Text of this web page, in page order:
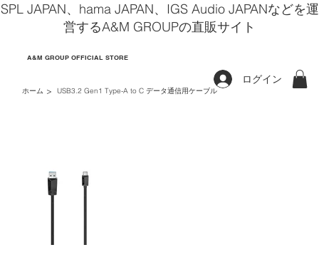
SPL JAPAN、hama JAPAN、IGS Audio JAPANなどを運
営するA&M GROUPの直販サイト
A&M GROUP OFFICIAL STORE
ログイン
ホーム > USB3.2 Gen1 Type-A to C データ通信用ケーブル